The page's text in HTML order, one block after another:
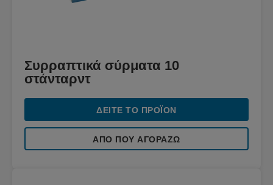
Συρραπτικά σύρματα 10
στάνταρντ
ΔΕΊΤΕ ΤΟ ΠΡΟΪΌΝ
ΑΠΌ ΠΟΥ ΑΓΟΡΆΖΩ